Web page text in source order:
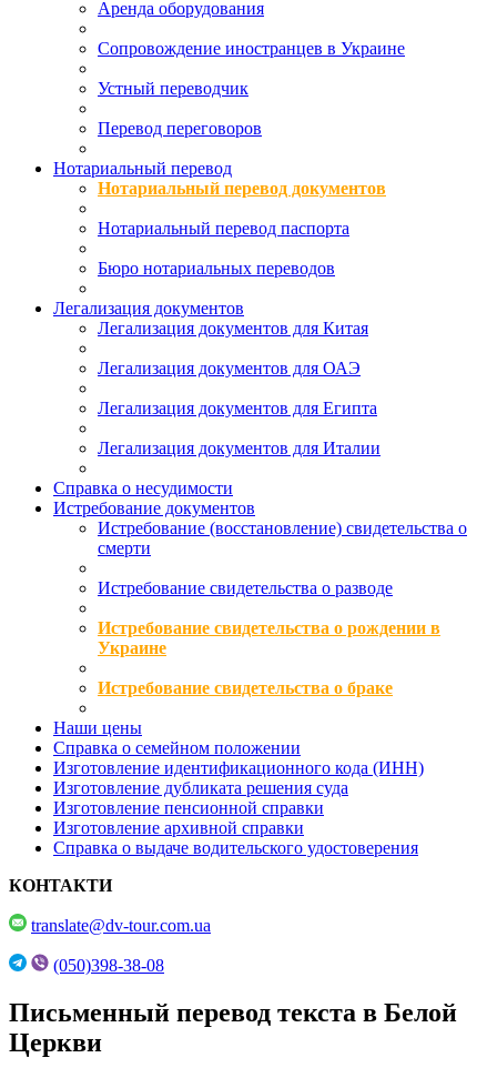
Аренда оборудования
Сопровождение иностранцев в Украине
Устный переводчик
Перевод переговоров
Нотариальный перевод
Нотариальный перевод документов
Нотариальный перевод паспорта
Бюро нотариальных переводов
Легализация документов
Легализация документов для Китая
Легализация документов для ОАЭ
Легализация документов для Египта
Легализация документов для Италии
Справка о несудимости
Истребование документов
Истребование (восстановление) свидетельства о
смерти
Истребование свидетельства о разводе
Истребование свидетельства о рождении в
Украине
Истребование свидетельства о браке
Наши цены
Справка о семейном положении
Изготовление идентификационного кода (ИНН)
Изготовление дубликата решения суда
Изготовление пенсионной справки
Изготовление архивной справки
Справка о выдаче водительского удостоверения
КОНТАКТИ
translate@dv-tour.com.ua
(050)398-38-08
Письменный перевод текста в Белой
Церкви